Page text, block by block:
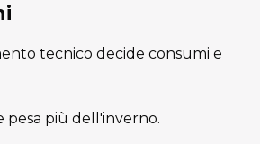
tecnico decide consumi e
pesa più dell'inverno.